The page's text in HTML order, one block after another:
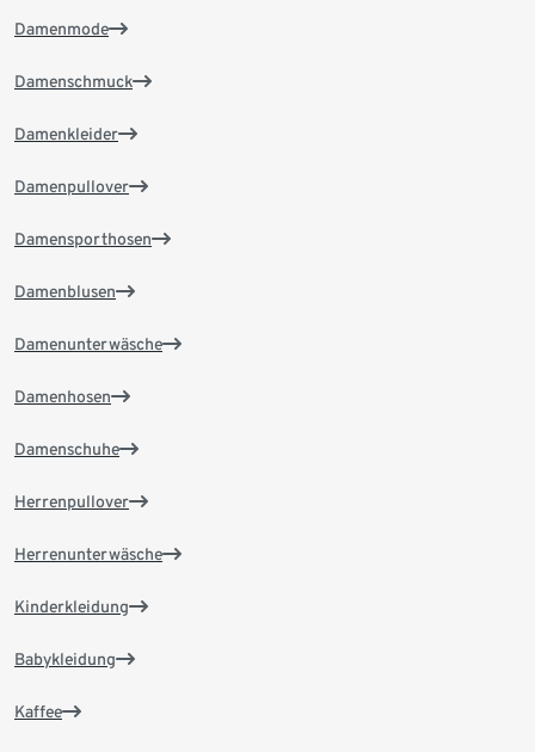
Damenmode
Damenschmuck
Damenkleider
Damenpullover
Damensporthosen
Damenblusen
Damenunterwäsche
Damenhosen
Damenschuhe
Herrenpullover
Herrenunterwäsche
Kinderkleidung
Babykleidung
Kaffee